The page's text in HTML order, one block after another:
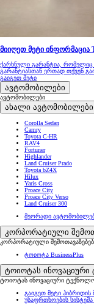
მიიღეთ მეტი ინფორმაცია
ქარხნული გარანტია, რომელიც
გარანტიასთან ერთად თქვენ
გაიგეთ მეტი
ავტომობილები
ავტომობილები
ახალი ავტომობილები
Corolla Sedan
Camry
Toyota C-HR
RAV4
Fortuner
Highlander
Land Cruiser Prado
Toyota bZ4X
Hilux
Yaris Cross
Proace City
Proace City Verso
Land Cruiser 300
მეორადი
კორპორატიული
კორპორატიული
ტოიოტა BusinessPlus
ტოიოტას ინოვაციური
ტოიოტას ინოვაციური
გაიგეთ მეტი ჰიბრიდის
უსაფრთხოების სისტემა